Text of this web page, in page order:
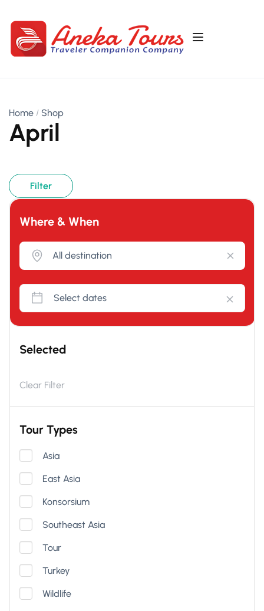
Home Shop
April
Filter
Where & When
Selected
Clear Filter
Tour Types
Asia
East Asia
Konsorsium
Southeast Asia
Tour
Turkey
Wildlife